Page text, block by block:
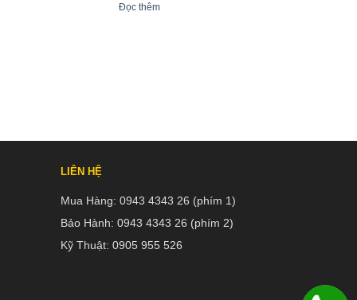
Đọc thêm
LIÊN HỆ
Mua Hàng:0943 4343 26 (phím 1)
Bảo Hành:0943 4343 26 (phím 2)
Kỹ Thuật:0905 955 526